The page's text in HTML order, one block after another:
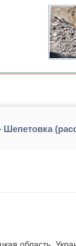
Шепетовка